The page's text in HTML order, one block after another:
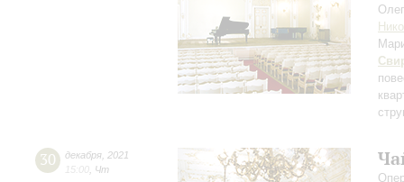
30 декабря 2021
15:00 Чт